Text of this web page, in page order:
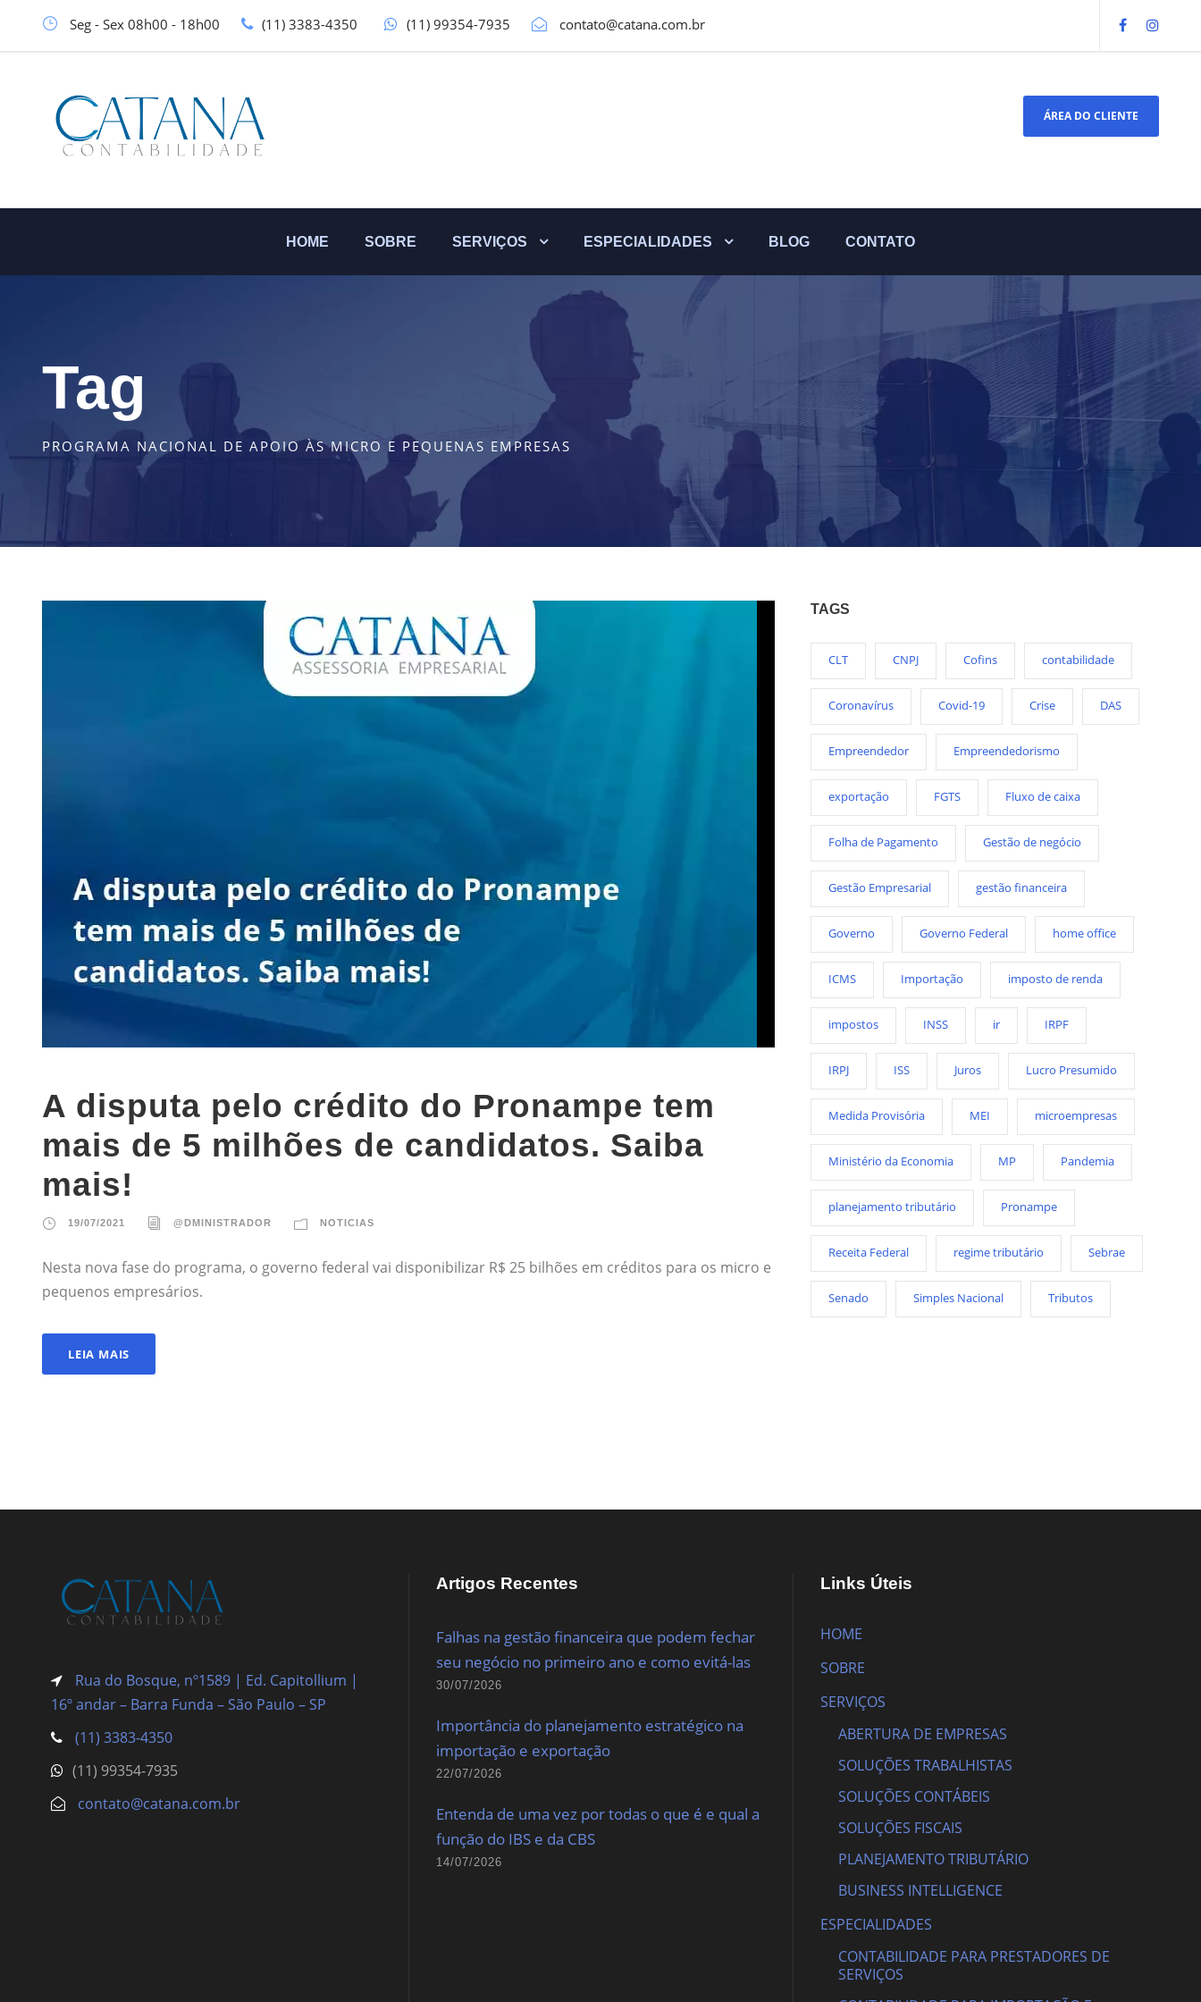
Seg - Sex 08h00 - 18h00 (11) 3383-4350 (11) 99354-7935 contato@catana.com.br
ÁREA DO CLIENTE
HOME SOBRE SERVIÇOS ESPECIALIDADES BLOG CONTATO
Tag
PROGRAMA NACIONAL DE APOIO ÀS MICRO E PEQUENAS EMPRESAS
A disputa pelo crédito do Pronampe tem
mais de 5 milhões de candidatos. Saiba
mais!
19/07/2021 @DMINISTRADOR NOTICIAS
Nesta nova fase do programa, o governo federal vai disponibilizar R$ 25 bilhões em créditos para os micro e
pequenos empresários.
LEIA MAIS
TAGS
CLT CNPJ Cofins contabilidade
Coronavírus Covid-19 Crise DAS
Empreendedor Empreendedorismo
exportação FGTS Fluxo de caixa
Folha de Pagamento Gestão de negócio
Gestão Empresarial gestão financeira
Governo Governo Federal home office
ICMS Importação imposto de renda
impostos INSS ir IRPF
IRPJ ISS Juros Lucro Presumido
Medida Provisória MEI microempresas
Ministério da Economia MP Pandemia
planejamento tributário Pronampe
Receita Federal regime tributário Sebrae
Senado Simples Nacional Tributos
Rua do Bosque, nº1589 | Ed. Capitollium |
16º andar – Barra Funda – São Paulo – SP
(11) 3383-4350
(11) 99354-7935
contato@catana.com.br
Artigos Recentes
Falhas na gestão financeira que podem fechar
seu negócio no primeiro ano e como evitá-las
30/07/2026
Importância do planejamento estratégico na
importação e exportação
22/07/2026
Entenda de uma vez por todas o que é e qual a
função do IBS e da CBS
14/07/2026
Links Úteis
HOME
SOBRE
SERVIÇOS
ABERTURA DE EMPRESAS
SOLUÇÕES TRABALHISTAS
SOLUÇÕES CONTÁBEIS
SOLUÇÕES FISCAIS
PLANEJAMENTO TRIBUTÁRIO
BUSINESS INTELLIGENCE
ESPECIALIDADES
CONTABILIDADE PARA PRESTADORES DE
SERVIÇOS